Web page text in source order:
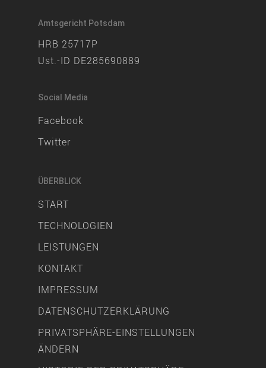
Amtsgericht Potsdam
HRB 25717P
Ust.-ID DE285690889
Social Media
Facebook
Twitter
ÜBERBLICK
START
TECHNOLOGIEN
LEISTUNGEN
KONTAKT
IMPRESSUM
DATENSCHUTZERKLÄRUNG
PRIVATSPHÄRE-EINSTELLUNGEN
ÄNDERN